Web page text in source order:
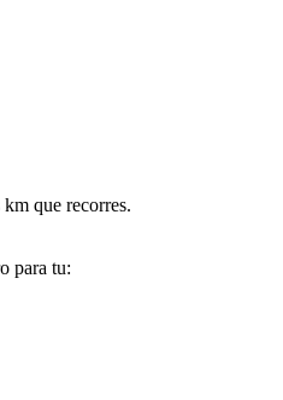
que recorres.
para tu: